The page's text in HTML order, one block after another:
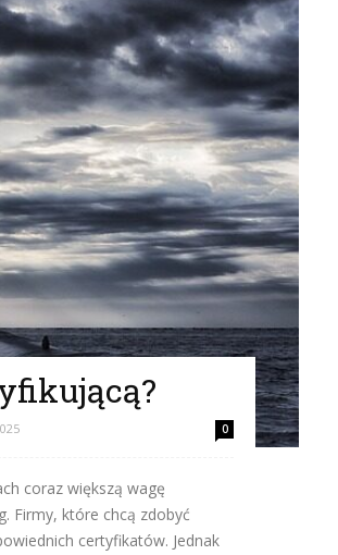
0
coraz większą wagę
Firmy, które chcą zdobyć
certyfikatów. Jednak